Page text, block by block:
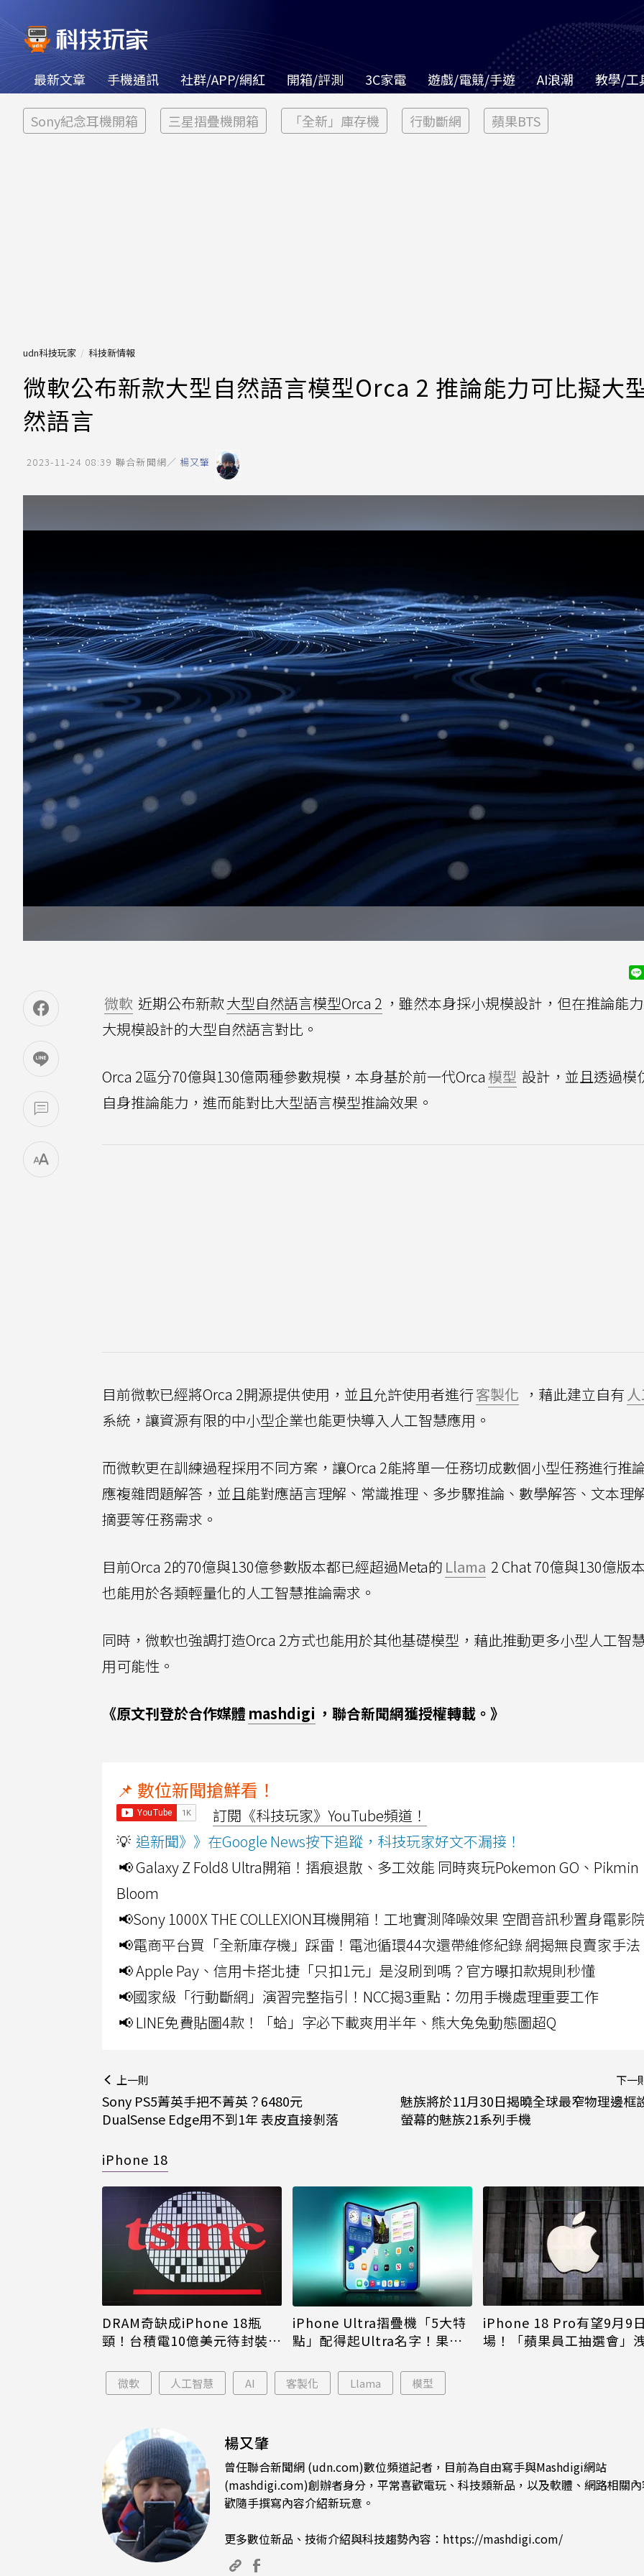
最新文章 手機通訊 社群/APP/網紅 開箱/評測 3C家電 遊戲/電競/手遊 AI浪潮 教學/工
Sony紀念耳機開箱 三星摺疊機開箱 「全新」庫存機 行動斷網 蘋果BTS
udn科技玩家 科技新情報
微軟公布新款大型自然語言模型Orca 2 推論能力可比擬大
然語言
2023-11-24 08:39 聯合新聞網／ 楊又肇
微軟 近期公布新款大型自然語言模型Orca 2 ，雖然本身採小規模設計，但在推論能
大規模設計的大型自然語言對比。
Orca 2區分70億與130億兩種參數規模，本身基於前一代Orca 模型 設計，並且透過模
自身推論能力，進而能對比大型語言模型推論效果。
目前微軟已經將Orca 2開源提供使用，並且允許使用者進行客製化 ，藉此建立自有
系統，讓資源有限的中小型企業也能更快導入人工智慧應用。
而微軟更在訓練過程採用不同方案，讓Orca 2能將單一任務切成數個小型任務進行推
應複雜問題解答，並且能對應語言理解、常識推理、多步驟推論、數學解答、文本理
摘要等任務需求。
目前Orca 2的70億與130億參數版本都已經超過Meta的 Llama 2 Chat 70億與130億版
也能用於各類輕量化的人工智慧推論需求。
同時，微軟也強調打造Orca 2方式也能用於其他基礎模型，藉此推動更多小型人工智
用可能性。
《原文刊登於合作媒體 mashdigi ，聯合新聞網獲授權轉載。》
📌 數位新聞搶鮮看！
訂閱《科技玩家》YouTube頻道！
💡 追新聞》》在Google News按下追蹤，科技玩家好文不漏接！
📢 Galaxy Z Fold8 Ultra開箱！摺痕退散、多工效能 同時爽玩Pokemon GO、Pikmin
Bloom
📢Sony 1000X THE COLLEXION耳機開箱！工地實測降噪效果 空間音訊秒置身電影
📢電商平台買「全新庫存機」踩雷！電池循環44次還帶維修紀錄 網揭無良賣家手法
📢 Apple Pay、信用卡搭北捷「只扣1元」是沒刷到嗎？官方曝扣款規則秒懂
📢國家級「行動斷網」演習完整指引！NCC揭3重點：勿用手機處理重要工作
📢 LINE免費貼圖4款！「蛤」字必下載爽用半年、熊大兔兔動態圖超Q
上一則
Sony PS5菁英手把不菁英？6480元
DualSense Edge用不到1年 表皮直接剝落
下一
魅族將於11月30日揭曉全球最窄物理邊框
螢幕的魅族21系列手機
iPhone 18
DRAM奇缺成iPhone 18瓶
頸！台積電10億美元待封裝晶
iPhone Ultra摺疊機「5大特
點」配得起Ultra名字！果粉
iPhone 18 Pro有望9月9
場！「蘋果員工抽選會」
微軟 人工智慧 AI 客製化 Llama 模型
楊又肇
曾任聯合新聞網 (udn.com)數位頻道記者，目前為自由寫手與Mashdigi網站
(mashdigi.com)創辦者身分，平常喜歡電玩、科技類新品，以及軟體、網路相關
歡隨手撰寫內容介紹新玩意。
更多數位新品、技術介紹與科技趨勢內容： https://mashdigi.com/